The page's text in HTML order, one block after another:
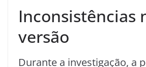
Inconsistências
versão
Durante a investigação, a